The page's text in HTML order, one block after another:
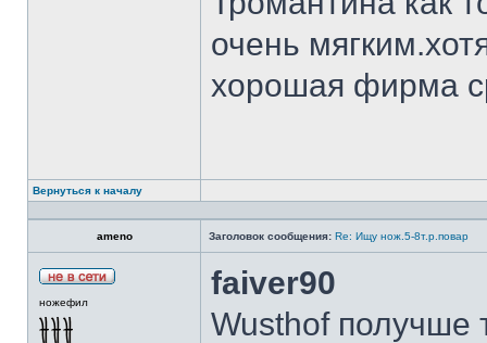
очень
хорошая фирма
Вернуться к началу
ameno Заголовок сообщения: Re: Ищу нож.5-8т.р.повар
ножефил
faiver90
Wusthof получше